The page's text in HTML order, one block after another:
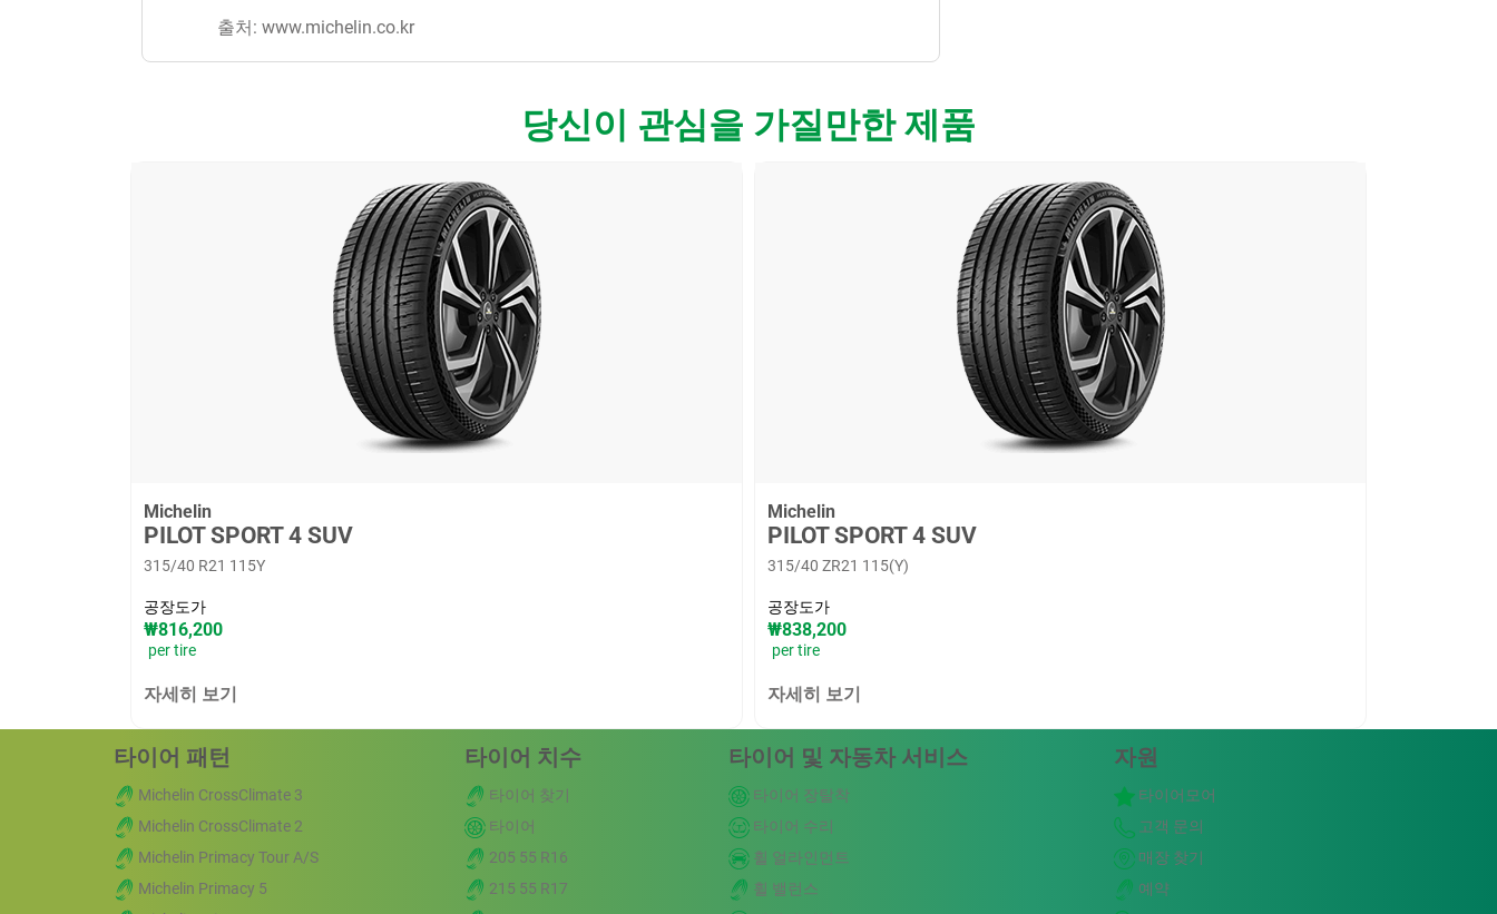
출처: www.michelin.co.kr
당신이 관심을 가질만한 제품
Michelin
PILOT SPORT 4 SUV
315/40 R21 115Y
공장도가
₩816,200
per tire
자세히 보기
Michelin
PILOT SPORT 4 SUV
315/40 ZR21 115(Y)
공장도가
₩838,200
per tire
자세히 보기
타이어 패턴
Michelin CrossClimate 3
Michelin CrossClimate 2
Michelin Primacy Tour A/S
Michelin Primacy 5
타이어 치수
타이어 찾기
타이어
205 55 R16
215 55 R17
타이어 및 자동차 서비스
타이어 장탈착
타이어 수리
휠 얼라인먼트
휠 밸런스
자원
타이어모어
고객 문의
매장 찾기
예약